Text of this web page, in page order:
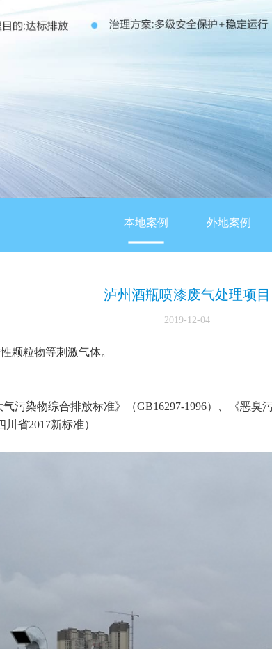
本地案例 外地案例
泸州酒瓶喷漆废气处理项目
2019-12-04
颗粒物等刺激气体。
污染物综合排放标准》（GB16297-1996）、《恶臭
省2017新标准）